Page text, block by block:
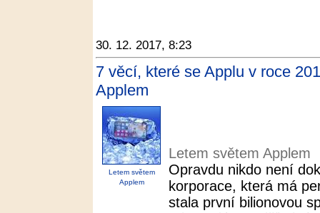
30. 12. 2017, 8:23
7 věcí, které se Applu v roce
Applem
Letem světem
Applem
Letem světem Applem
Opravdu nikdo není
korporace, která má
stala první bilionovou